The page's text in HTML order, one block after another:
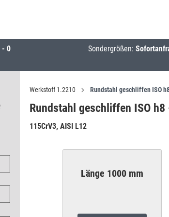
- 0 Sondergrößen:
Werkstoff 1.2210 Rundstahl geschliffen ISO
Rundstahl geschliffen ISO
115CrV3, AISI L12
Länge 1000 mm